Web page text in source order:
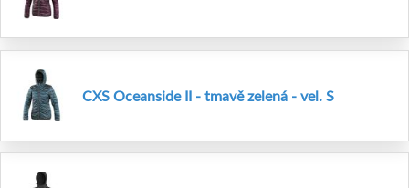
CXS Oceanside II - tmavě zelená - vel. S